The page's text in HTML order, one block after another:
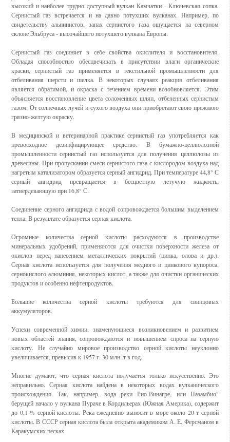
высокий и наиболее трудно доступный вулкан Камчатки - Ключевская сопка.
Сернистый газ встречается и на давно потухших вулканах. Например, по
свидетельству альпинистов, запах сернистого газа ощущается на северном
склоне Эльбруса - высочайшего потухшего вулкана Европы.
Сернистый газ соединяет в себе свойства окислителя и восстановителя.
Обладая способностью обесцвечивать в присутствии влаги органические
краски, сернистый газ применяется в текстильной промышленности для
отбеливания шерсти и шелка. В некоторых случаях реакция отбеливания
является обратимой, и окраска с течением времени возобновляется. Этим
объясняется восстановление цвета соломенных шляп, отбеленных сернистым
газом. От солнечных лучей и сухого воздуха они приобретают свою прежнюю
грязно-желтую окраску.
В медицинской и ветеринарной практике сернистый газ употребляется как
превосходное дезинфицирующее средство. В бумажно-целлюлозной
промышленности сернистый газ используется для получения целлюлозы из
древесины. При пропускании смеси сернистого газа с кислородом воздуха над
нагретым катализатором образуется серный ангидрид. При температуре 44,8° С
серный ангидрид превращается в бесцветную летучую жидкость,
затвердевающую при 16,8° С.
Соединение серного ангидрида с водой сопровождается большим выделением
тепла. В результате образуется серная кислота.
Огромные количества серной кислоты расходуются в производстве
минеральных удобрений, применяются для очистки поверхности железа от
окислов перед нанесением металлических покрытий (цинка, олова и др.).
Серная кислота используется для получения медного и цинкового купороса,
сернокислого алюминия, некоторых кислот, а также для очистки органических
продуктов и особенно нефтепродуктов.
Большие количества серной кислоты требуются для свинцовых
аккумуляторов.
Успехи современной химии, знаменующиеся возникновением и развитием
новых областей знания, сопровождаются и повышением спроса на серную
кислоту. Не случайно мировое производство серной кислоты неуклонно
увеличивается, превысив к 1957 г. 30 млн. т в год.
Многие думают, что серная кислота получается только искусственно. Это
неправильно. Серная кислота найдена в некоторых водах вулканического
происхождения. Так, например, вода реки Рио-Винагре, или Пазамбио"
берущей начало у вулкана Пураче в Кордильерах (Южная Америка), содержит
до 0,1 % серной кислоты. Река ежедневно выносит в море около 20 т серной
кислоты. В СССР серная кислота была открыта академиком А. Е. Ферсманом в
Каракумских песках.